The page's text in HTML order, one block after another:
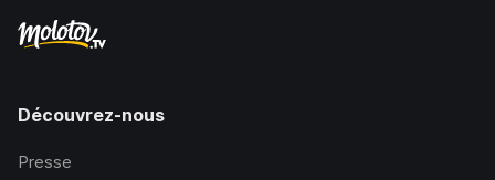
Découvrez-nous
Presse